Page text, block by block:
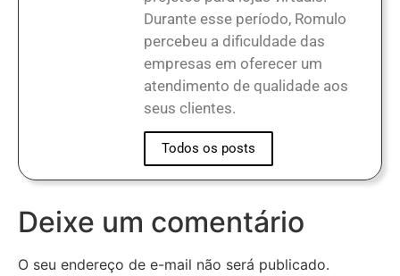
Durante esse período, Romulo
percebeu a dificuldade das
empresas em oferecer um
atendimento de qualidade aos
seus clientes.
Todos os posts
Deixe um comentário
O seu endereço de e-mail não será publicado.